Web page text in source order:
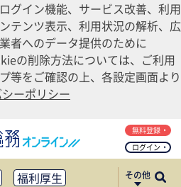
グイン機能、サービス改善、利用
テンツ表示、利用状況の解析、広
者へのデータ提供のために
の削除方法については、ご利用
等をご確認の上、各設定画面より
ーポリシー
ログイン
無料登録
福利厚生
その他